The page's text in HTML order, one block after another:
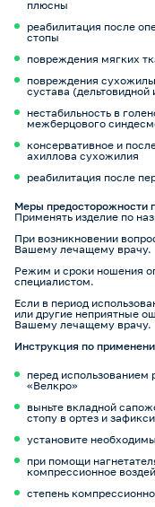
плюсны
реабилитация после
стопы
повреждения мягких
повреждения
сустава
нестабильность в
межберцового
консервативное и
ахиллова сухожилия
реабилитация после
Меры предосторожности
Применять изделие по
При возникновении
Вашему лечащему врачу.
Режим и сроки ношения
специалистом.
Если в период
или другие неприятные
Вашему лечащему врачу.
Инструкция по
перед использованием
«Велкро»
выньте вкладной
стопу в ортез и
установите
при помощи
компрессионное
степень